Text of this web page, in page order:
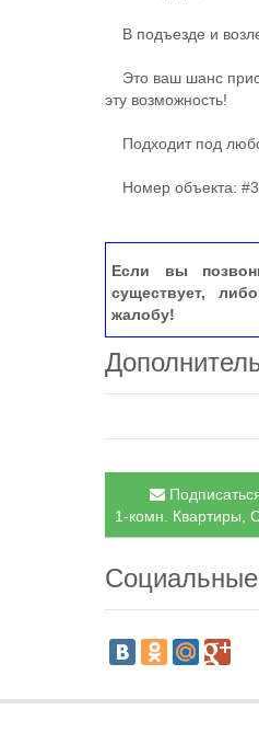
В подъезде и
Это ваш шанс
эту возможность!
Подходит под
Номер объекта:
Если вы
существует,
жалобу!
1-комн. Квартиры,